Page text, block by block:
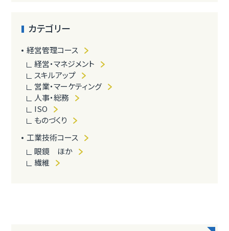
カテゴリー
経営管理コース
経営・マネジメント
スキルアップ
営業・マーケティング
人事・総務
ISO
ものづくり
工業技術コース
眼鏡 ほか
繊維